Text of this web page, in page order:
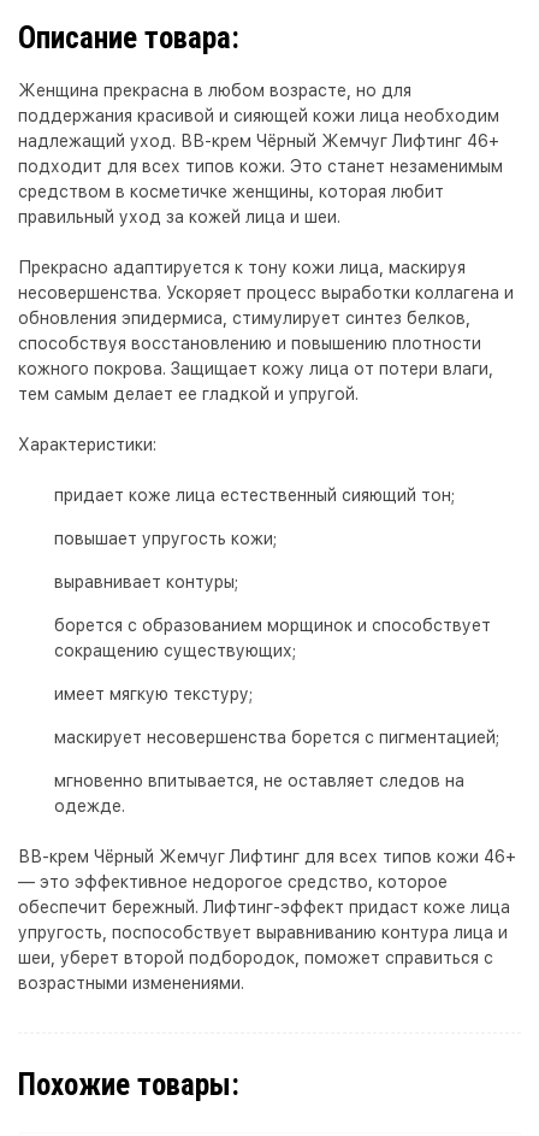
Описание товара:
Женщина прекрасна в любом возрасте, но для
поддержания красивой и сияющей кожи лица необходим
надлежащий уход. ВВ-крем Чёрный Жемчуг Лифтинг 46+
подходит для всех типов кожи. Это станет незаменимым
средством в косметичке женщины, которая любит
правильный уход за кожей лица и шеи.
Прекрасно адаптируется к тону кожи лица, маскируя
несовершенства. Ускоряет процесс выработки коллагена и
обновления эпидермиса, стимулирует синтез белков,
способствуя восстановлению и повышению плотности
кожного покрова. Защищает кожу лица от потери влаги,
тем самым делает ее гладкой и упругой.
Характеристики:
придает коже лица естественный сияющий тон;
повышает упругость кожи;
выравнивает контуры;
борется с образованием морщинок и способствует
сокращению существующих;
имеет мягкую текстуру;
маскирует несовершенства борется с пигментацией;
мгновенно впитывается, не оставляет следов на
одежде.
ВВ-крем Чёрный Жемчуг Лифтинг для всех типов кожи 46+
— это эффективное недорогое средство, которое
обеспечит бережный. Лифтинг-эффект придаст коже лица
упругость, поспособствует выравниванию контура лица и
шеи, уберет второй подбородок, поможет справиться с
возрастными изменениями.
Похожие товары: